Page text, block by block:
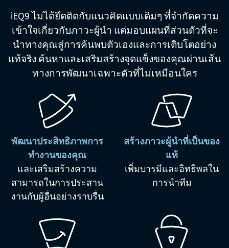
iEQ9 ไม่ได้ยึดติดกับแนวคิดแบบเดิมๆ ที่จำกัดความ
เข้าใจเกี่ยวกับภาวะผู้นำ แต่มอบแผนที่ส่วนตัวที่จะ
นำทางคุณสู่การค้นพบตัวเองและการเติบโตอย่าง
แท้จริง ค้นหาและเสริมสร้างจุดแข็งของคุณผ่านเส้น
ทางการพัฒนาเฉพาะตัวที่ไม่เหมือนใคร
พัฒนาประสิทธิภาพการ
ทำงานของคุณ
และเสริมสร้างความ
สามารถในการประสาน
งานกับผู้อื่นอย่างราบรื่น
สร้างภาวะผู้นำที่เป็นของ
แท้
เพิ่มบารมีและอิทธิพลใน
การนำทีม